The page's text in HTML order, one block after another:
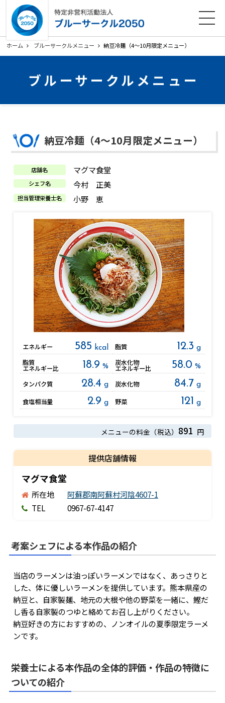
ホーム ブルーサークルメニュー 納豆冷麺（4～10月限定メニュー）
ブルーサークルメニュー
納豆冷麺（4～10月限定メニュー）
店舗名 マグマ食堂
シェフ名 今村 正美
担当管理栄養士名 小野 恵
エネルギー 585 kcal 脂質 12.3 g
脂質
エネルギー比 18.9 % 炭水化物
エネルギー比 58.0 %
タンパク質 28.4 g 炭水化物 84.7 g
食塩相当量 2.9 g 野菜 121 g
メニューの料金（税込） 891 円
提供店舗情報
マグマ食堂
所在地
阿蘇郡南阿蘇村河陰4607-1
TEL
0967-67-4147
考案シェフによる本作品の紹介
当店のラーメンは油っぽいラーメンではなく、あっさりと
した、体に優しいラーメンを提供しています。熊本県産の
納豆と、自家製麺、地元の大根や他の野菜を一緒に、鰹だ
し香る自家製のつゆと絡めてお召し上がりください。
納豆好きの方におすすめの、ノンオイルの夏季限定ラーメ
ンです。
栄養士による本作品の全体的評価・作品の特徴に
ついての紹介
ホーム
活動内容 各種ダウンロード
サイトマップ